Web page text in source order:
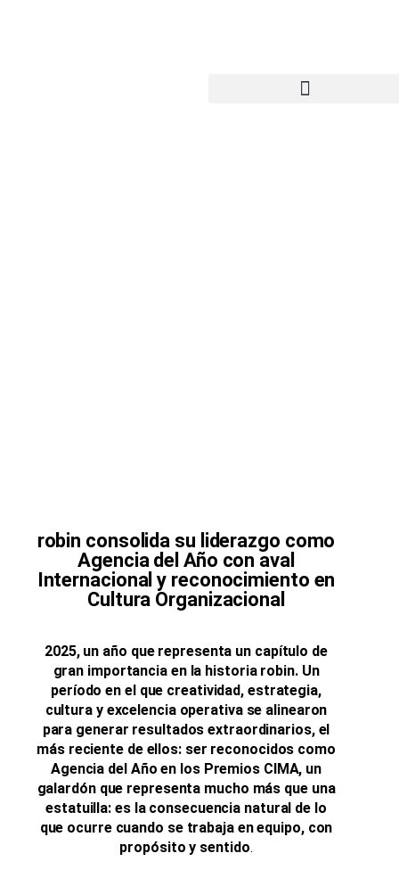
robin consolida su liderazgo como
Agencia del Año con aval
Internacional y reconocimiento en
Cultura Organizacional
2025, un año que representa un capítulo de
gran importancia en la historia robin. Un
período en el que creatividad, estrategia,
cultura y excelencia operativa se alinearon
para generar resultados extraordinarios, el
más reciente de ellos: ser reconocidos como
Agencia del Año en los Premios CIMA, un
galardón que representa mucho más que una
estatuilla: es la consecuencia natural de lo
que ocurre cuando se trabaja en equipo, con
propósito y sentido.